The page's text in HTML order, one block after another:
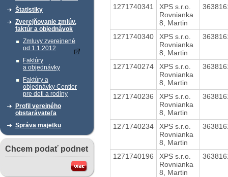
Štatistiky
Zverejňovanie zmlúv,
faktúr a objednávok
Zmluvy zverejnené
od 1.1.2012
Faktúry
a objednávky
Faktúry a
objednávky Centier
pre deti a rodiny
Profil verejného
obstarávateľa
Správa majetku
Chcem podať podnet
1271740341
XPS s.r.o.
Rovnianka
8, Martin
1271740340
XPS s.r.o.
Rovnianka
8, Martin
1271740274
XPS s.r.o.
Rovnianka
8, Martin
1271740236
XPS s.r.o.
Rovnianka
8, Martin
1271740234
XPS s.r.o.
Rovnianka
8, Martin
1271740196
XPS s.r.o.
Rovnianka
8, Martin